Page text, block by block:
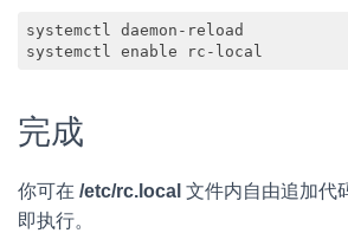
systemctl daemon-reload
systemctl enable rc-local
完成
你可在 /etc/rc.local 文件内自由追加代
即执行。